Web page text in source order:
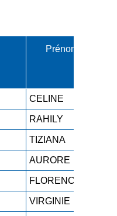
Prénom
CELINE
RAHILY
TIZIANA
AURORE
FLORENCE
VIRGINIE